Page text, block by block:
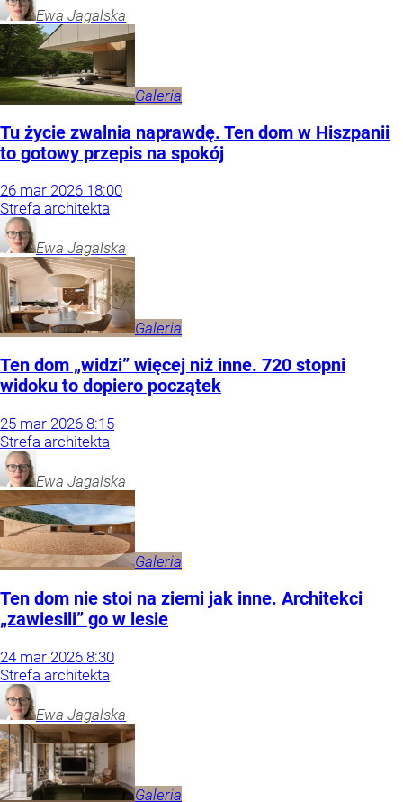
Ewa Jagalska
Galeria
Tu życie zwalnia naprawdę. Ten dom w Hiszpanii
to gotowy przepis na spokój
26 mar 2026 18:00
Strefa architekta
Ewa Jagalska
Galeria
Ten dom „widzi” więcej niż inne. 720 stopni
widoku to dopiero początek
25 mar 2026 8:15
Strefa architekta
Ewa Jagalska
Galeria
Ten dom nie stoi na ziemi jak inne. Architekci
„zawiesili” go w lesie
24 mar 2026 8:30
Strefa architekta
Ewa Jagalska
Galeria